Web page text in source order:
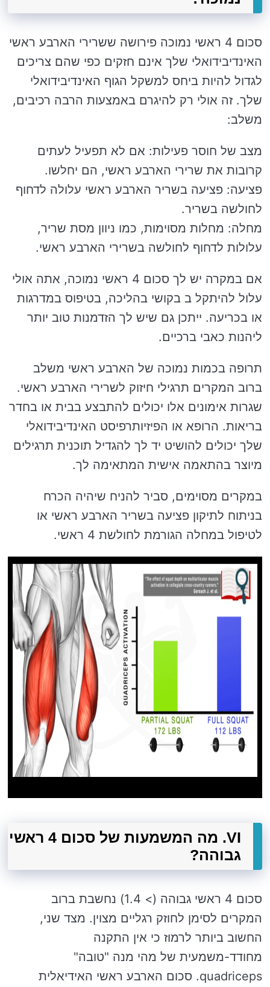
סכום 4 ראשי נמוכה פירושה ששרירי הארבע ראשי
האינדיבידואלי שלך אינם חזקים כפי שהם צריכים
לגדול להיות ביחס למשקל הגוף האינדיבידואלי
שלך. זה אולי רק להיגרם באמצעות הרבה רכיבים,
משלב:
מצב של חוסר פעילות: אם לא תפעיל לעתים
קרובות את שרירי הארבע ראשי, הם יחלשו.
פציעה: פציעה בשריר הארבע ראשי עלולה לדחוף
לחולשה בשריר.
מחלה: מחלות מסוימות, כמו ניוון מסת שריר,
עלולות לדחוף לחולשה בשרירי הארבע ראשי.
אם במקרה יש לך סכום 4 ראשי נמוכה, אתה אולי
עלול להיתקל ב בקושי בהליכה, בטיפוס במדרגות
או בכריעה. ייתכן גם שיש לך הזדמנות טוב יותר
ליהנות כאבי ברכיים.
תרופה בכמות נמוכה של הארבע ראשי משלב
ברוב המקרים תרגילי חיזוק לשרירי הארבע ראשי.
שגרות אימונים אלו יכולים להתבצע בבית או בחדר
בריאות. הרופא או הפיזיותרפיסט האינדיבידואלי
שלך יכולים להושיט יד לך להגדיל תוכנית תרגילים
מיוצר בהתאמה אישית המתאימה לך.
במקרים מסוימים, סביר להניח שיהיה הכרח
בניתוח לתיקון פציעה בשריר הארבע ראשי או
לטיפול במחלה הגורמת לחולשת 4 ראשי.
VI. מה המשמעות של סכום 4 ראשי
גבוהה?
סכום 4 ראשי גבוהה (> 1.4) נחשבת ברוב
המקרים לסימן לחוזק רגליים מצוין. מצד שני,
החשוב ביותר לרמוז כי אין התקנה
מחודד-משמעית של מהי מנה "טובה"
quadriceps. סכום הארבע ראשי האידיאלית